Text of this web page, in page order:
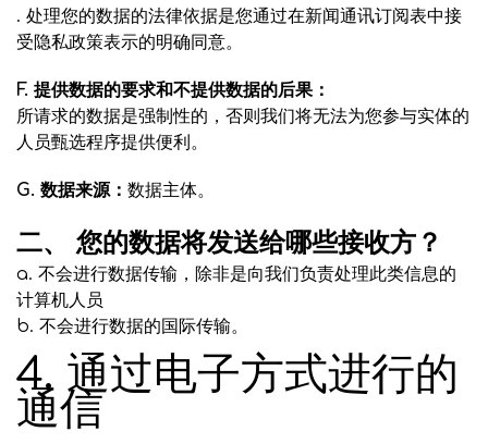
. 处理您的数据的法律依据是您通过在新闻通讯订阅表中接
受隐私政策表示的明确同意。
F. 提供数据的要求和不提供数据的后果：
所请求的数据是强制性的，否则我们将无法为您参与实体的
人员甄选程序提供便利。
G. 数据来源： 数据主体。
二、 您的数据将发送给哪些接收方？
a. 不会进行数据传输，除非是向我们负责处理此类信息的
计算机人员
b. 不会进行数据的国际传输。
4. 通过电子方式进行的
通信